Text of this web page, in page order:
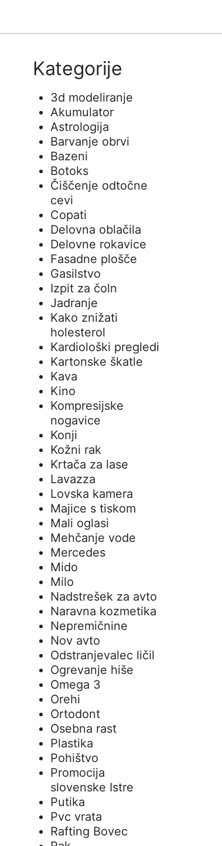
Kategorije
3d modeliranje
Akumulator
Astrologija
Barvanje obrvi
Bazeni
Botoks
Čiščenje odtočne
cevi
Copati
Delovna oblačila
Delovne rokavice
Fasadne plošče
Gasilstvo
Izpit za čoln
Jadranje
Kako znižati
holesterol
Kardiološki pregledi
Kartonske škatle
Kava
Kino
Kompresijske
nogavice
Konji
Kožni rak
Krtača za lase
Lavazza
Lovska kamera
Majice s tiskom
Mali oglasi
Mehčanje vode
Mercedes
Mido
Milo
Nadstrešek za avto
Naravna kozmetika
Nepremičnine
Nov avto
Odstranjevalec ličil
Ogrevanje hiše
Omega 3
Orehi
Ortodont
Osebna rast
Plastika
Pohištvo
Promocija
slovenske Istre
Putika
Pvc vrata
Rafting Bovec